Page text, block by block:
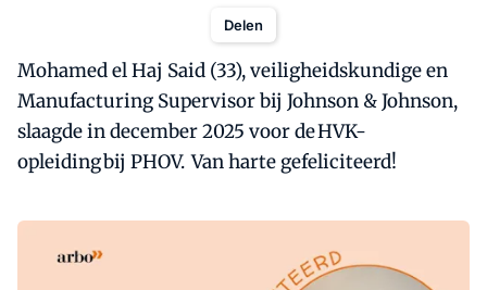
Delen
Mohamed el Haj Said (33), veiligheidskundige en
Manufacturing Supervisor bij Johnson & Johnson,
slaagde in december 2025 voor de HVK-
opleiding bij PHOV. Van harte gefeliciteerd!